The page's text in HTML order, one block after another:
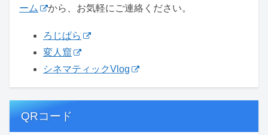
ーム
から、お気軽にご連絡ください。
ろじぱら
変人窟
シネマティックVlog
QRコード